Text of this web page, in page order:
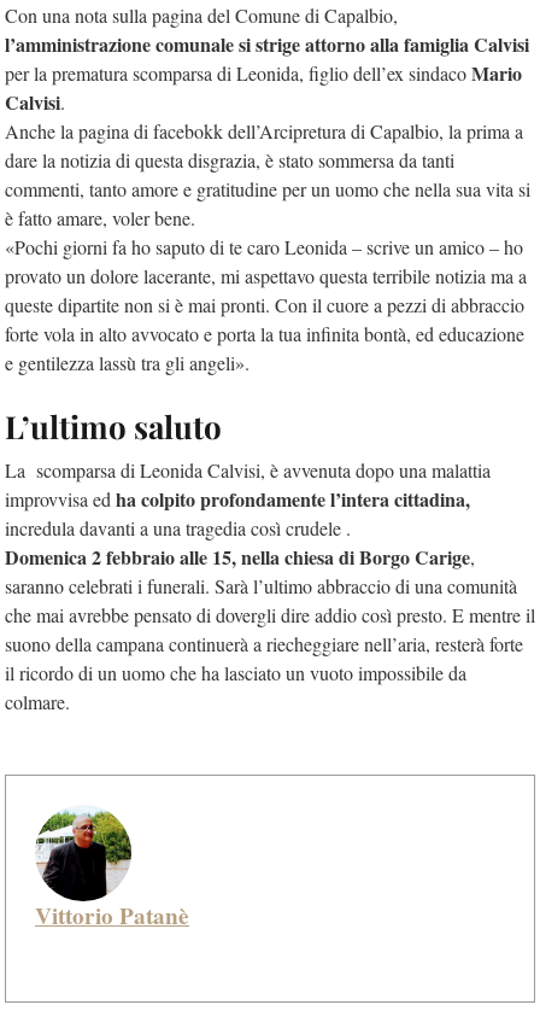
Con una nota sulla pagina del Comune di Capalbio,
l’amministrazione comunale si strige attorno alla famiglia Calvisi
per la prematura scomparsa di Leonida, figlio dell’ex sindacoMario
Calvisi.
Anche la pagina di facebokk dell’Arcipretura di Capalbio, la prima a
dare la notizia di questa disgrazia, è stato sommersa da tanti
commenti, tanto amore e gratitudine per un uomo che nella sua vita si
è fatto amare, voler bene.
«Pochi giorni fa ho saputo di te caro Leonida – scrive un amico – ho
provato un dolore lacerante, mi aspettavo questa terribile notizia ma a
queste dipartite non si è mai pronti. Con il cuore a pezzi di abbraccio
forte vola in alto avvocato e porta la tua infinita bontà, ed educazione
e gentilezza lassù tra gli angeli».
L’ultimo saluto
La scomparsa di Leonida Calvisi, è avvenuta dopo una malattia
improvvisa ed ha colpito profondamente l’intera cittadina,
incredula davanti a una tragedia così crudele .
Domenica 2 febbraio alle 15, nella chiesa di Borgo Carige,
saranno celebrati i funerali. Sarà l’ultimo abbraccio di una comunità
che mai avrebbe pensato di dovergli dire addio così presto. E mentre il
suono della campana continuerà a riecheggiare nell’aria, resterà forte
il ricordo di un uomo che ha lasciato un vuoto impossibile da
colmare.
Vittorio Patanè